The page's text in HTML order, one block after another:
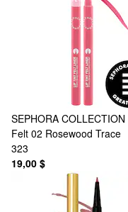
SEPHORA COLLECTION
Felt 02 Rosewood Trace
323
19,00 $